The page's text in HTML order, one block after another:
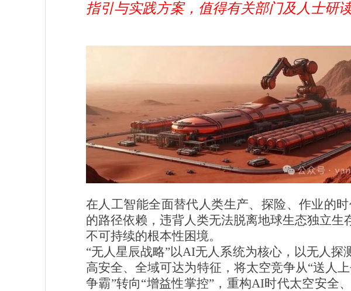
指引与实践方案，值得有关部门及人士研
在人工智能全面替代人类生产、探险、作业的
的路径依赖，违背人类无法脱离地球生态独立
不可持续的根本性困境。
“无人星辰战略”以AI无人系统为核心，以无人探
高安全、全域可达为特征，将太空竞争从“送人
争霸”转向“增益性掌控”，重构AI时代太空安全